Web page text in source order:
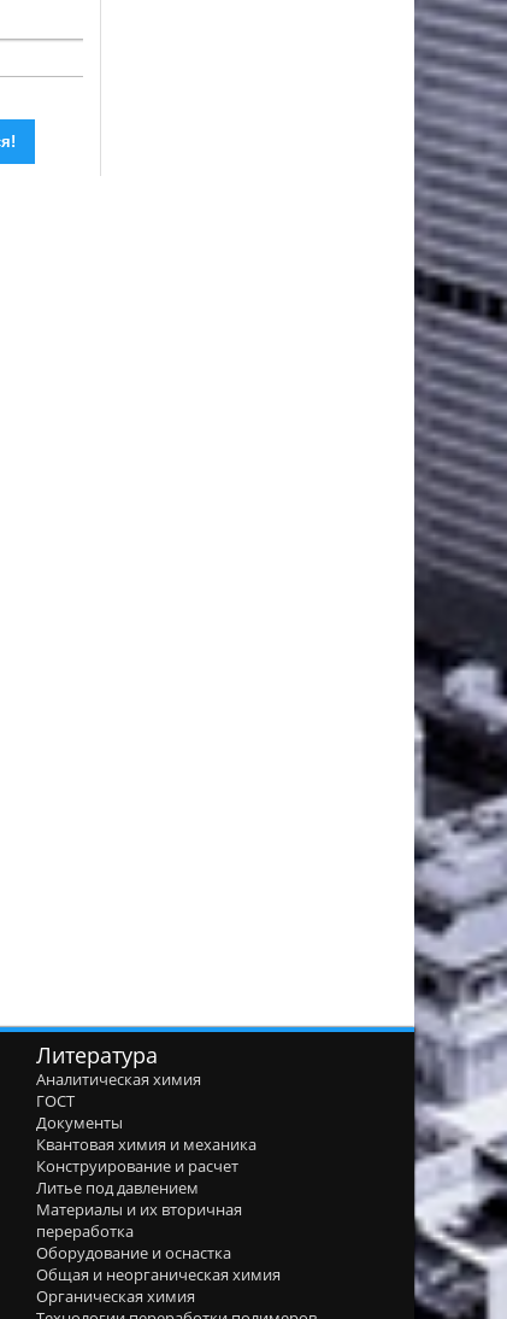
Литература
Аналитическая химия
ГОСТ
Документы
Квантовая химия и механика
Конструирование и расчет
Литье под давлением
Материалы и их вторичная
переработка
Оборудование и оснастка
Общая и неорганическая химия
Органическая химия